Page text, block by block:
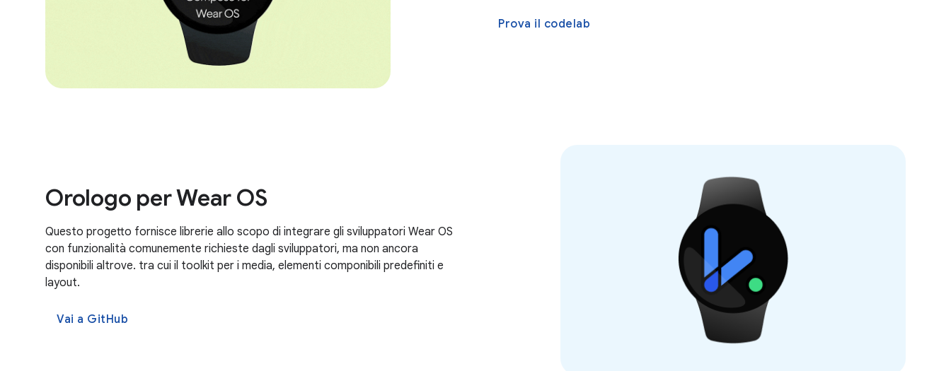
Prova il codelab
Orologo per Wear OS
Questo progetto fornisce librerie allo scopo di integrare gli sviluppatori Wear OS
con funzionalità comunemente richieste dagli sviluppatori, ma non ancora
disponibili altrove. tra cui il toolkit per i media, elementi componibili predefiniti e
layout.
Vai a GitHub